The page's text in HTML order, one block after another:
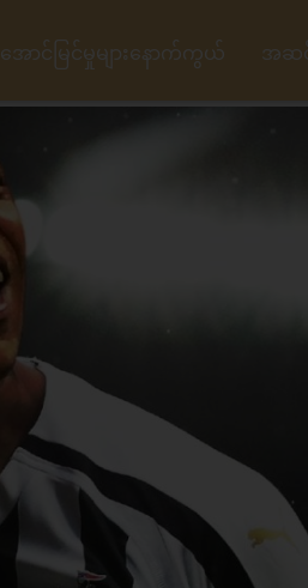
အောင်မြင်မှုများနောက်ကွယ် အဆ